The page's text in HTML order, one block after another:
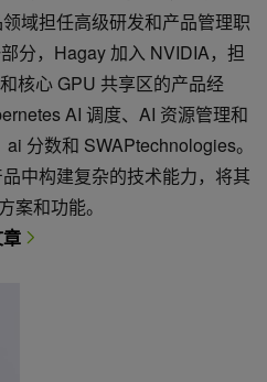
域担任高级研发和产品管理职
分，Hagay 加入 NVIDIA，担
核心 GPU 共享区的产品经
AI 调度、AI 资源管理和
分数和 SWAPtechnologies。
中构建复杂的技术能力，将其
案和功能。